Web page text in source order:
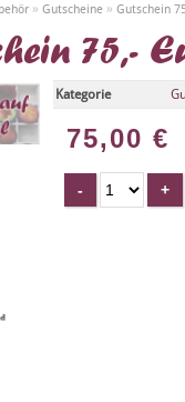
» Gutscheine» Gutschein
75,-
Kategorie
75,00 €